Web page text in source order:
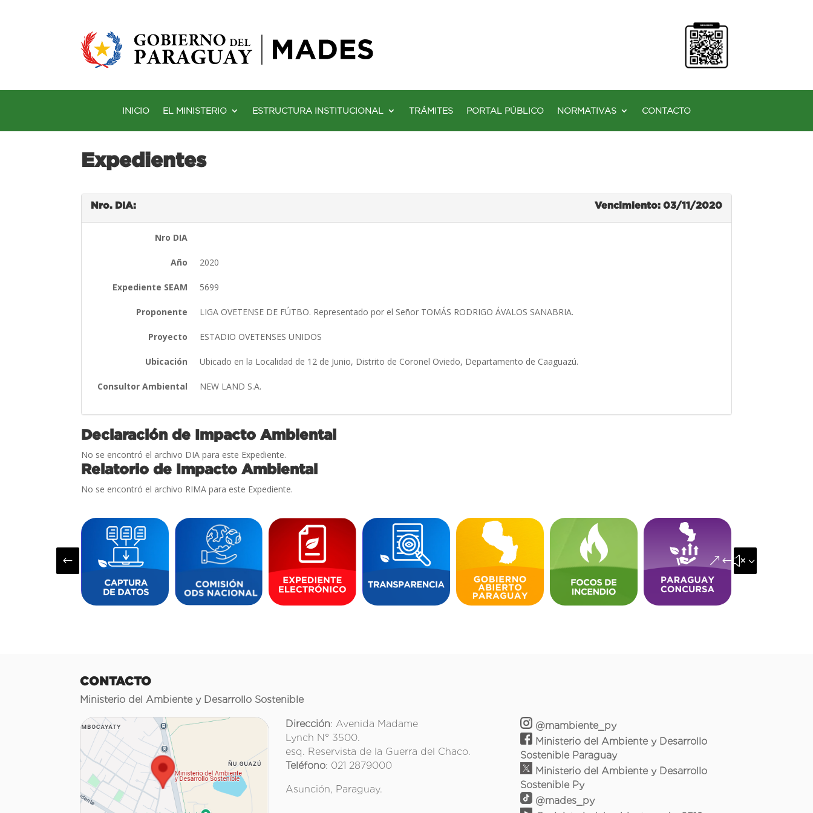
INICIO EL MINISTERIO ESTRUCTURA INSTITUCIONAL TRÁMITES PORTAL PÚBLICO NORMATIVAS CONTACTO
Expedientes
Nro. DIA: Vencimiento: 03/11/2020
Nro DIA
Año 2020
Expediente SEAM 5699
Proponente LIGA OVETENSE DE FÚTBO. Representado por el Señor TOMÁS RODRIGO ÁVALOS SANABRIA.
Proyecto ESTADIO OVETENSES UNIDOS
Ubicación Ubicado en la Localidad de 12 de Junio, Distrito de Coronel Oviedo, Departamento de Caaguazú.
Consultor Ambiental NEW LAND S.A.
Declaración de Impacto Ambiental
No se encontró el archivo DIA para este Expediente.
Relatorio de Impacto Ambiental
No se encontró el archivo RIMA para este Expediente.
# &#x35;
CONTACTO
Ministerio del Ambiente y Desarrollo Sostenible
Dirección: Avenida Madame
Lynch N° 3500.
esq. Reservista de la Guerra del Chaco.
Teléfono: 021 2879000
Asunción, Paraguay.
@mambiente_py
Ministerio del Ambiente y Desarrollo
Sostenible Paraguay
Ministerio del Ambiente y Desarrollo
Sostenible Py
@mades_py